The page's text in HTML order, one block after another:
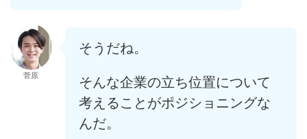
菅原
そうだね。
そんな企業の立ち位置について
考えることがポジショニングな
んだ。